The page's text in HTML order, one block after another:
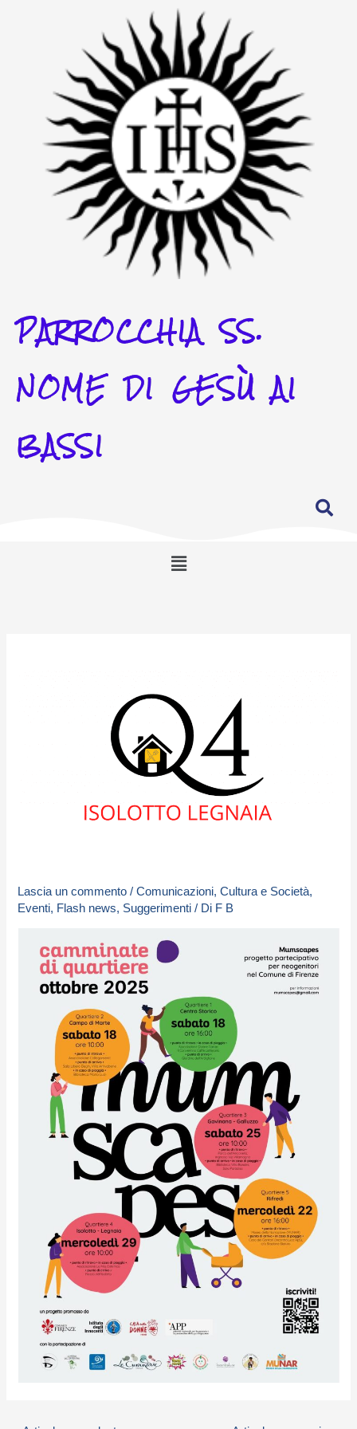
PARROCCHIA SS.
NOME DI GESÙ AI
BASSI
Menu
Lascia un commento /Comunicazioni,Cultura e Società,
Eventi, Flash news, Suggerimenti / Di F B